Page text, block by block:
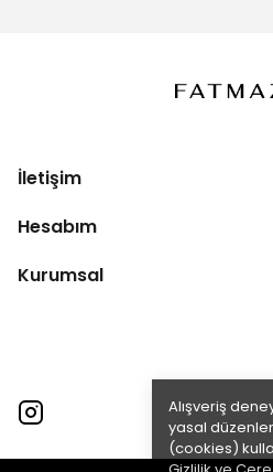
Alışveriş
yasal
(cookies)
İletişim
Hesabım
Kurumsal